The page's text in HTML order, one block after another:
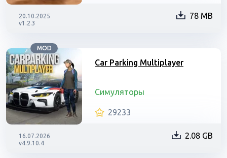
20.10.2025
v1.2.3
78 MB
MOD
Car Parking Multiplayer
Симуляторы
29233
16.07.2026
v4.9.10.4
2.08 GB